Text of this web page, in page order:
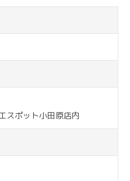
ポット小田原店内